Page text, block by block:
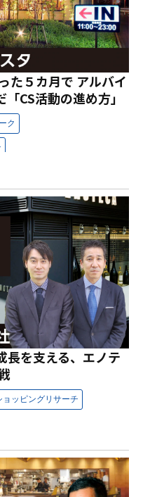
た５カ月で アルバイ
CS活動の進め方」
長を支える、エノテ